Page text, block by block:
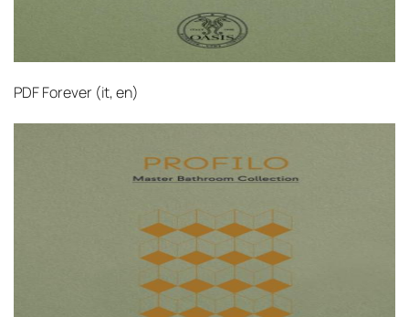
PDFForever (it, en)‎